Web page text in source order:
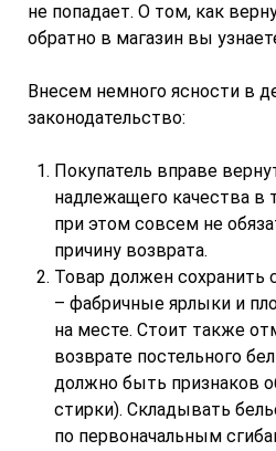
не попадает. О том, как
обратно в магазин вы
Внесем немного ясности в
законодательство:
Покупатель вправе
надлежащего качества в
при этом совсем не
причину возврата.
Товар должен сохранить
– фабричные ярлыки и
на месте. Стоит также
возврате постельного
должно быть признаков
стирки). Складывать
по первоначальным